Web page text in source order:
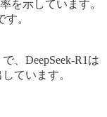
を示しています。
す。
、DeepSeek-R1は
ています。